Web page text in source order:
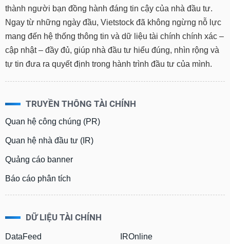
thành người bạn đồng hành đáng tin cậy của nhà đầu tư.
Ngay từ những ngày đầu, Vietstock đã không ngừng nỗ lực
mang đến hệ thống thông tin và dữ liệu tài chính chính xác –
cập nhật – đầy đủ, giúp nhà đầu tư hiểu đúng, nhìn rộng và
tự tin đưa ra quyết định trong hành trình đầu tư của mình.
TRUYỀN THÔNG TÀI CHÍNH
Quan hệ công chúng (PR)
Quan hệ nhà đầu tư (IR)
Quảng cáo banner
Báo cáo phân tích
DỮ LIỆU TÀI CHÍNH
DataFeed
IROnline